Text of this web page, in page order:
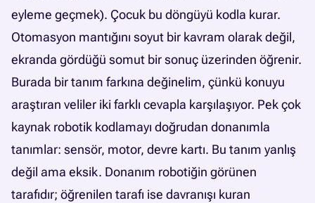
eyleme geçmek). Çocuk bu döngüyü kodla kurar.
Otomasyon mantığını soyut bir kavram olarak değil,
ekranda gördüğü somut bir sonuç üzerinden öğrenir.
Burada bir tanım farkına değinelim, çünkü konuyu
araştıran veliler iki farklı cevapla karşılaşıyor. Pek çok
kaynak robotik kodlamayı doğrudan donanımla
tanımlar: sensör, motor, devre kartı. Bu tanım yanlış
değil ama eksik. Donanım robotiğin görünen
tarafıdır; öğrenilen tarafı ise davranışı kuran